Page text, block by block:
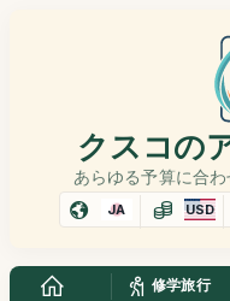
クスコの
あらゆる予算に合
JA USD
修学旅行